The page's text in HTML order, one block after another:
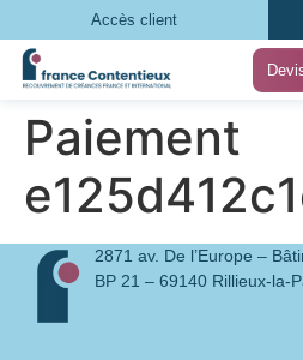
Accès client
Paiement
2871 av. De l’Europe –
BP 21 – 69140 Rillieux-la-